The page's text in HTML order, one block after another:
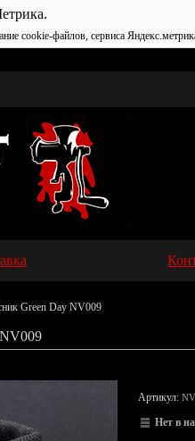
cookie-файлов, сервиса
Green Day NV009
Артикул:
Нет в